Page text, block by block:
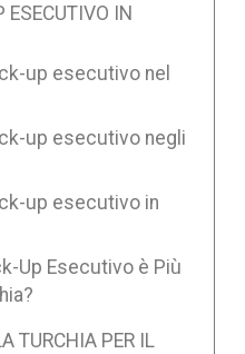
ESECUTIVO IN
up esecutivo nel
up esecutivo negli
up esecutivo in
Up Esecutivo è Più
TURCHIA PER IL